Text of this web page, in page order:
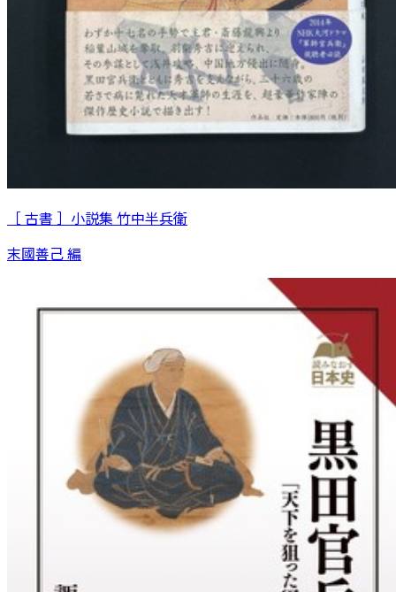
［ 古書 ］小説集 竹中半兵衛
末國善己 編